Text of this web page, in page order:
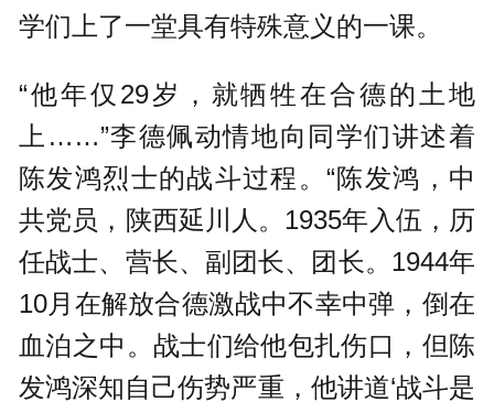
学们上了一堂具有特殊意义的一课。
“他年仅29岁，就牺牲在合德的土地
上……”李德佩动情地向同学们讲述着
陈发鸿烈士的战斗过程。“陈发鸿，中
共党员，陕西延川人。1935年入伍，历
任战士、营长、副团长、团长。1944年
10月在解放合德激战中不幸中弹，倒在
血泊之中。战士们给他包扎伤口，但陈
发鸿深知自己伤势严重，他讲道‘战斗是